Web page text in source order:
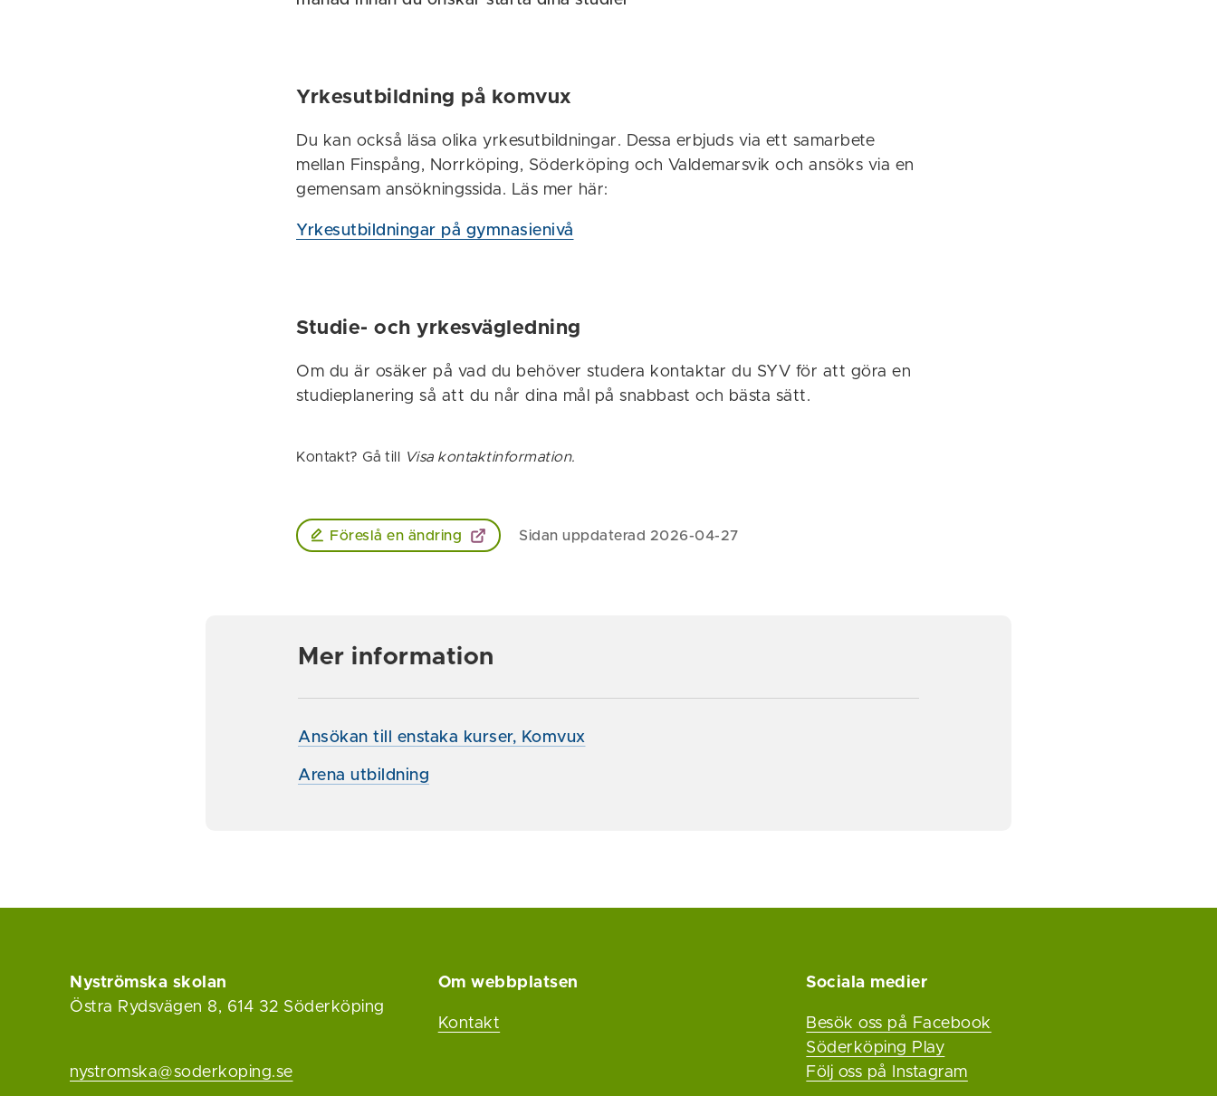
Yrkesutbildning på komvux
Du kan också läsa olika yrkesutbildningar. Dessa erbjuds via ett samarbete
mellan Finspång, Norrköping, Söderköping och Valdemarsvik och ansöks via en
gemensam ansökningssida. Läs mer här:
Yrkesutbildningar på gymnasienivå
Studie- och yrkesvägledning
Om du är osäker på vad du behöver studera kontaktar du SYV för att göra en
studieplanering så att du når dina mål på snabbast och bästa sätt.
Kontakt? Gå till Visa kontaktinformation.
Föreslå en ändring Sidan uppdaterad 2026-04-27
Mer information
Ansökan till enstaka kurser, Komvux
Arena utbildning
Nyströmska skolan
Östra Rydsvägen 8, 614 32 Söderköping
nystromska@soderkoping.se
Om webbplatsen
Kontakt
Sociala medier
Besök oss på Facebook
Söderköping Play
Följ oss på Instagram